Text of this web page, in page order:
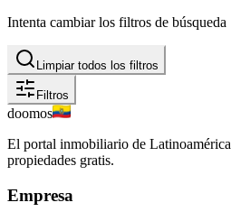
Intenta cambiar los filtros de búsqueda
Limpiar todos los filtros
Filtros
doomos
El portal inmobiliario de
propiedades gratis.
Empresa